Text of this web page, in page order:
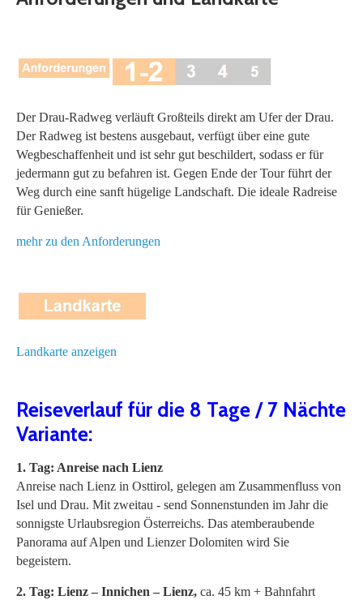
Der Drau-Radweg verläuft Großteils direkt am Ufer der Drau.
Der Radweg ist bestens ausgebaut, verfügt über eine gute
Wegbeschaffenheit und ist sehr gut beschildert, sodass er für
jedermann gut zu befahren ist. Gegen Ende der Tour führt der
Weg durch eine sanft hügelige Landschaft. Die ideale Radreise
für Genießer.
mehr zu den Anforderungen
Landkarte anzeigen
Reiseverlauf für die 8 Tage / 7 Nächte
Variante:
1. Tag: Anreise nach Lienz
Anreise nach Lienz in Osttirol, gelegen am Zusammenfluss von
Isel und Drau. Mit zweitau - send Sonnenstunden im Jahr die
sonnigste Urlaubsregion Österreichs. Das atemberaubende
Panorama auf Alpen und Lienzer Dolomiten wird Sie
begeistern.
2. Tag: Lienz – Innichen – Lienz, ca. 45 km + Bahnfahrt